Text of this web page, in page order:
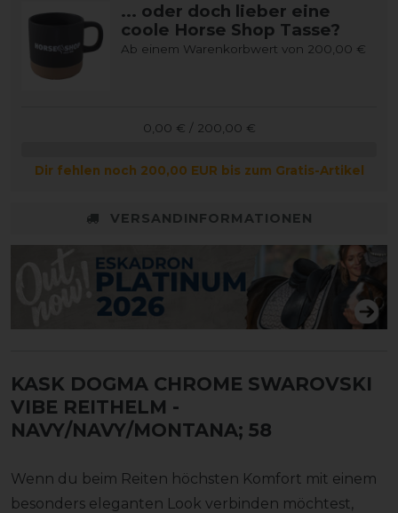
... oder doch lieber eine
coole Horse Shop Tasse?
Ab einem Warenkorbwert von 200,00 €
0,00 € / 200,00 €
Dir fehlen noch 200,00 EUR bis zum Gratis-Artikel
VERSANDINFORMATIONEN
KASK DOGMA CHROME SWAROVSKI
VIBE REITHELM -
NAVY/NAVY/MONTANA; 58
Wenn du beim Reiten höchsten Komfort mit einem
besonders eleganten Look verbinden möchtest,